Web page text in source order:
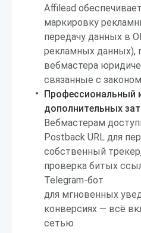
Affilead
маркировку
передачу данных в
рекламных данных),
вебмастера
связанные с
Профессиональный
дополнительных
Вебмастерам
Postback URL для
собственный
проверка битых
Telegram-бот
для мгновенных
конверсиях — всё
сетью